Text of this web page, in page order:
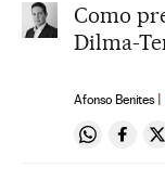
Como
Dilma-
Afonso Benites